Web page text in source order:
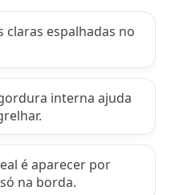
claras espalhadas no
interna ajuda
é aparecer por
na borda.